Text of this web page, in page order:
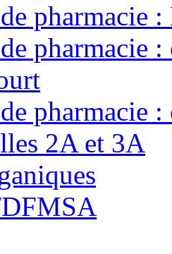
pharmacie
pharmacie
pharmacie
2A et 3A